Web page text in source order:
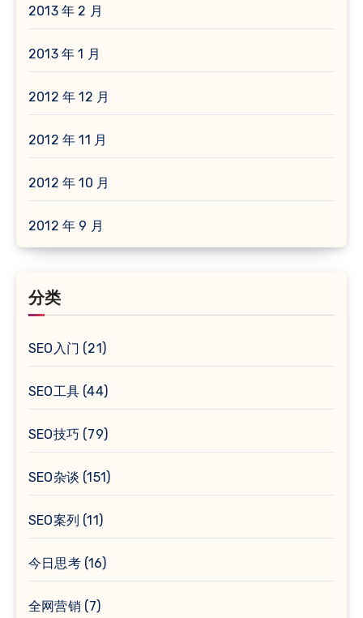
2013 年 2 月
2013 年 1 月
2012 年 12 月
2012 年 11 月
2012 年 10 月
2012 年 9 月
分类
SEO入门 (21)
SEO工具 (44)
SEO技巧 (79)
SEO杂谈 (151)
SEO案列 (11)
今日思考(16)
全网营销 (7)